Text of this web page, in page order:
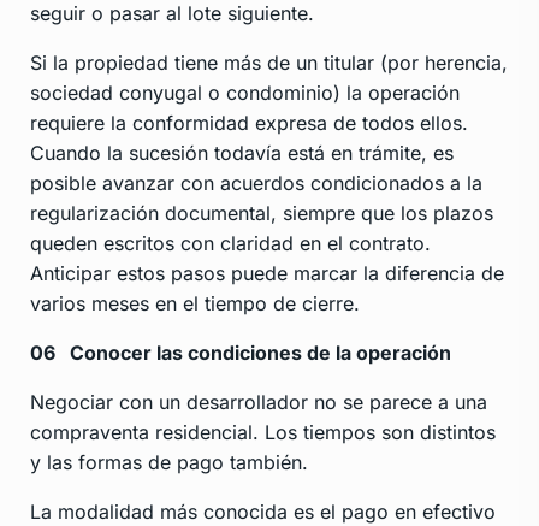
seguir o pasar al lote siguiente.
Si la propiedad tiene más de un titular (por herencia,
sociedad conyugal o condominio) la operación
requiere la conformidad expresa de todos ellos.
Cuando la sucesión todavía está en trámite, es
posible avanzar con acuerdos condicionados a la
regularización documental, siempre que los plazos
queden escritos con claridad en el contrato.
Anticipar estos pasos puede marcar la diferencia de
varios meses en el tiempo de cierre.
06 Conocer las condiciones de la operación
Negociar con un desarrollador no se parece a una
compraventa residencial. Los tiempos son distintos
y las formas de pago también.
La modalidad más conocida es el pago en efectivo